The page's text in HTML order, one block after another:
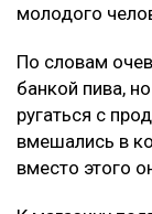
молодого
По словам
банкой пива,
ругаться с
вмешались в
вместо этого